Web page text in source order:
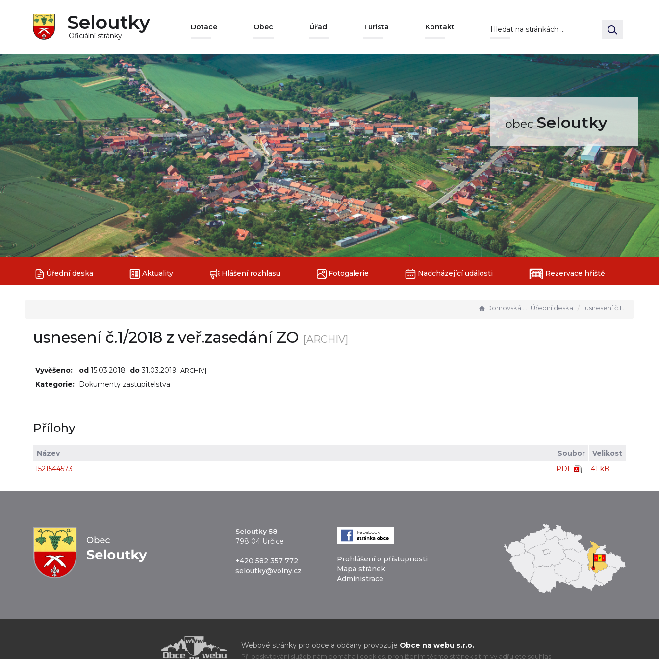
Seloutky
Oficiální stránky
Dotace Obec Úřad Turista Kontakt
obecSeloutky
Úřední deska Aktuality Hlášení rozhlasu Fotogalerie Nadcházející události Rezervace hřiště
Domovská stránka Úřední deska usnesení č.1/2018 z veř.zasedání ZO
usnesení č.1/2018 z veř.zasedání ZO [ARCHIV]
Vyvěšeno: od 15.03.2018 do31.03.2019 [ARCHIV]
Kategorie: Dokumenty zastupitelstva
Přílohy
Název Soubor
Velikost
1521544573
PDF 41 kB
Seloutky 58
798 04 Určice
+420 582 357 772
seloutky@volny.cz
Prohlášení o přístupnosti
Mapa stránek
Administrace
Webové stránky pro obce a občany provozuje Obce na webu s.r.o.
Při poskytování služeb nám pomáhají cookies, prohlížením těchto stránek s tím vyjadřujete souhlas.